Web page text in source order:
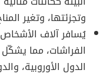
وتجزئتها، وتغير
يُسافر آلاف
الفراشات، مما يشكّل
الدول الأوروبية،